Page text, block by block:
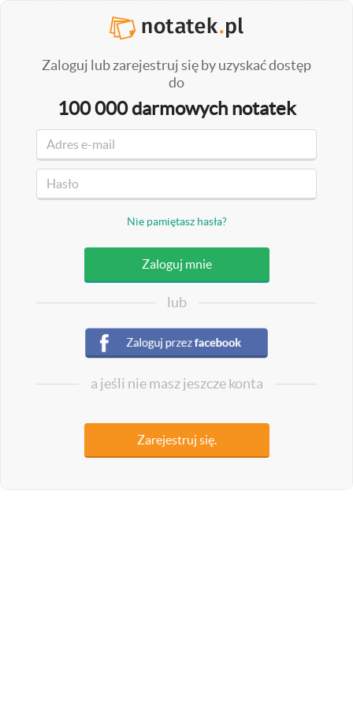
Zaloguj lub zarejestruj się by uzyskać dostęp
do
100 000 darmowych notatek
Nie pamiętasz hasła?
lub
a jeśli nie masz jeszcze konta
Zarejestruj się.